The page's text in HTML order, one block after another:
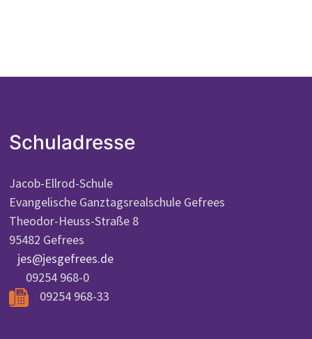
Schuladresse
Jacob-Ellrod-Schule
Evangelische Ganztagsrealschule Gefrees
Theodor-Heuss-Straße 8
95482 Gefrees
jes@jesgefrees.de
09254 968-0
09254 968-33